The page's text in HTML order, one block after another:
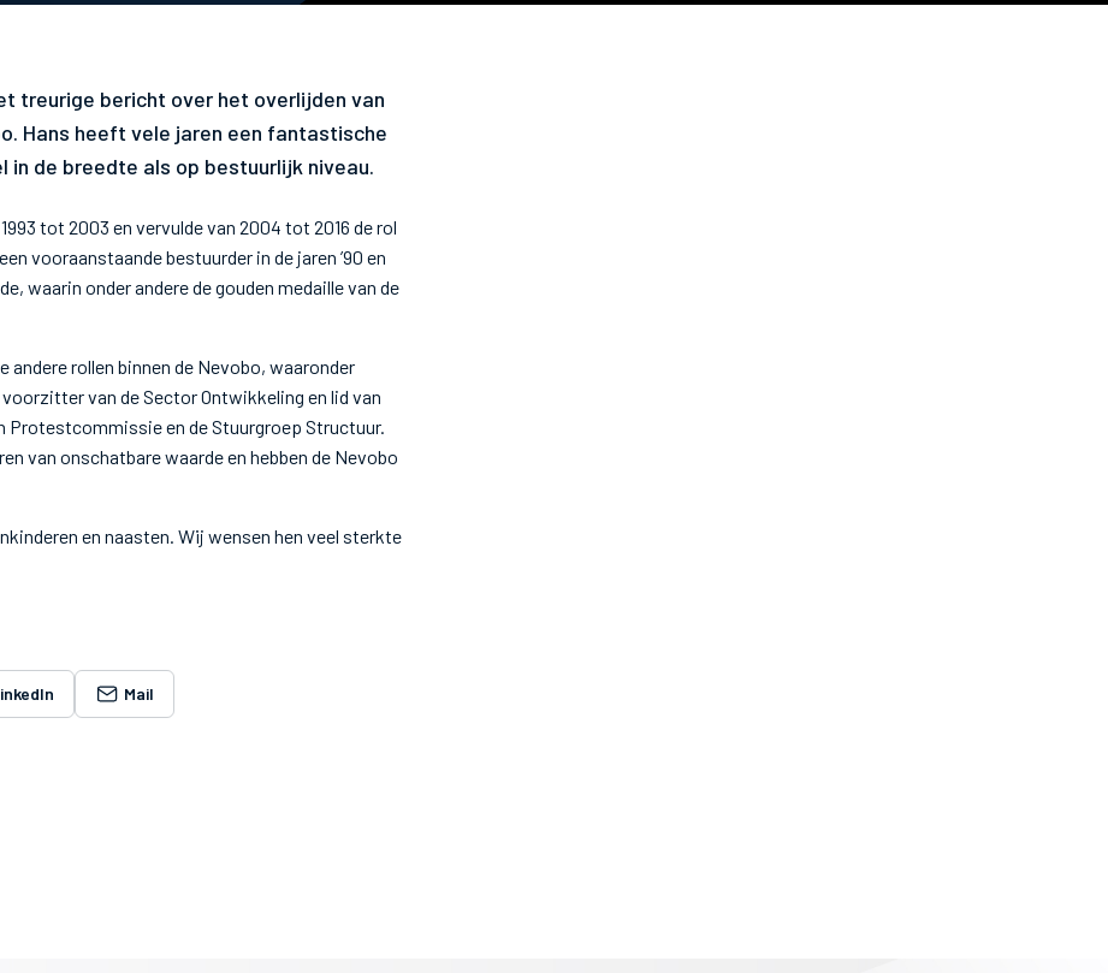
treurige bericht over het overlijden van
Hans heeft vele jaren een fantastische
de breedte als op bestuurlijk niveau.
tot 2003 en vervulde van 2004 tot 2016 de rol
vooraanstaande bestuurder in de jaren ’90 en
waarin onder andere de gouden medaille van de
rollen binnen de Nevobo, waaronder
van de Sector Ontwikkeling en lid van
en de Stuurgroep Structuur.
van onschatbare waarde en hebben de Nevobo
en naasten. Wij wensen hen veel sterkte
Mail